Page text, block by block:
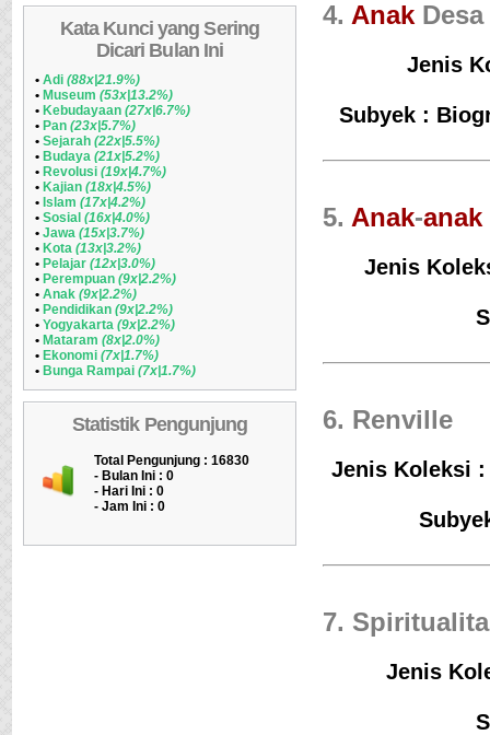
Kata Kunci yang Sering
Dicari Bulan Ini
• Adi (88x|21.9%)
• Museum (53x|13.2%)
• Kebudayaan (27x|6.7%)
• Pan (23x|5.7%)
• Sejarah (22x|5.5%)
• Budaya (21x|5.2%)
• Revolusi (19x|4.7%)
• Kajian (18x|4.5%)
• Islam (17x|4.2%)
• Sosial (16x|4.0%)
• Jawa (15x|3.7%)
• Kota (13x|3.2%)
• Pelajar (12x|3.0%)
• Perempuan (9x|2.2%)
• Anak (9x|2.2%)
• Pendidikan (9x|2.2%)
• Yogyakarta (9x|2.2%)
• Mataram (8x|2.0%)
• Ekonomi (7x|1.7%)
• Bunga Rampai (7x|1.7%)
Statistik Pengunjung
Total Pengunjung : 16830
- Bulan Ini : 0
- Hari Ini : 0
- Jam Ini : 0
4. Anak
Jenis
Subyek :
5. Anak-anak
Jenis
6. Renville
Jenis Koleksi
7.
Jenis